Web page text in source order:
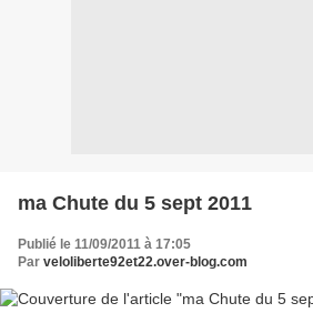
ma Chute du 5 sept 2011
Publié le 11/09/2011 à 17:05
Par veloliberte92et22.over-blog.com